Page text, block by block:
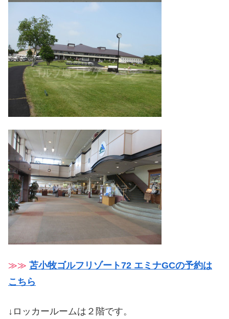
≫≫ 苫小牧ゴルフリゾート72 エミナGCの予約は
こちら
↓ロッカールームは２階です。